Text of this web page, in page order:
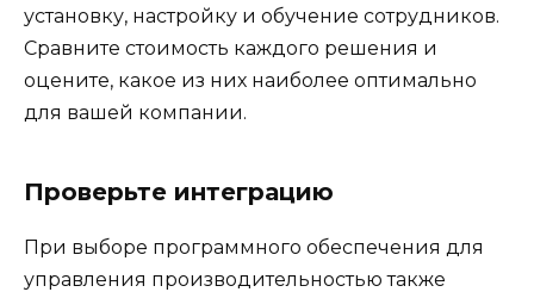
установку, настройку и обучение сотрудников.
Сравните стоимость каждого решения и
оцените, какое из них наиболее оптимально
для вашей компании.
Проверьте интеграцию
При выборе программного обеспечения для
управления производительностью также